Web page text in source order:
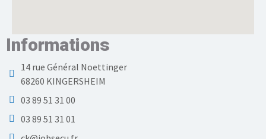
Informations
14 rue Général Noettinger
68260 KINGERSHEIM
03 89 51 31 00
03 89 51 31 01